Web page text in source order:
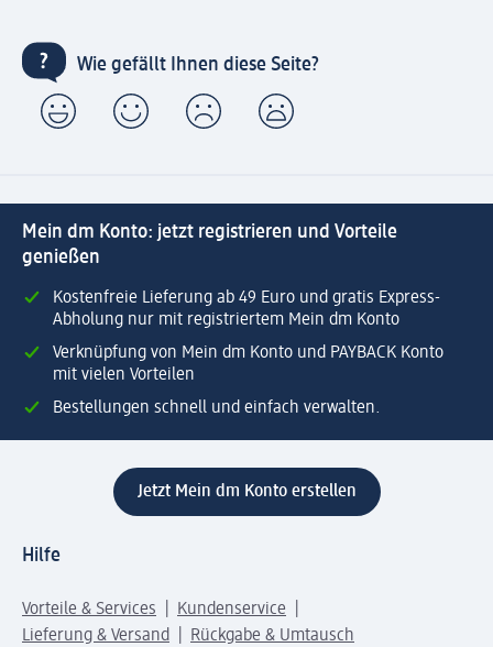
Wie gefällt Ihnen diese Seite?
Mein dm Konto: jetzt registrieren und Vorteile
genießen
Kostenfreie Lieferung ab 49 Euro und gratis Express-
Abholung nur mit registriertem Mein dm Konto
Verknüpfung von Mein dm Konto und PAYBACK Konto
mit vielen Vorteilen
Bestellungen schnell und einfach verwalten.
Jetzt Mein dm Konto erstellen
Hilfe
Vorteile & Services
Kundenservice
Lieferung & Versand
Rückgabe & Umtausch